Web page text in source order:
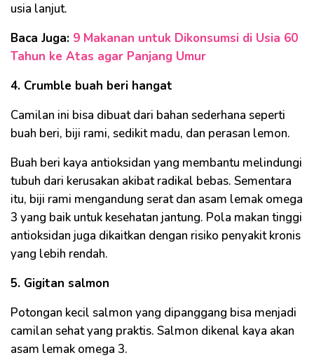
usia lanjut.
Baca Juga: 9 Makanan untuk Dikonsumsi di Usia 60
Tahun ke Atas agar Panjang Umur
4. Crumble buah beri hangat
Camilan ini bisa dibuat dari bahan sederhana seperti
buah beri, biji rami, sedikit madu, dan perasan lemon.
Buah beri kaya antioksidan yang membantu melindungi
tubuh dari kerusakan akibat radikal bebas. Sementara
itu, biji rami mengandung serat dan asam lemak omega
3 yang baik untuk kesehatan jantung. Pola makan tinggi
antioksidan juga dikaitkan dengan risiko penyakit kronis
yang lebih rendah.
5. Gigitan salmon
Potongan kecil salmon yang dipanggang bisa menjadi
camilan sehat yang praktis. Salmon dikenal kaya akan
asam lemak omega 3.